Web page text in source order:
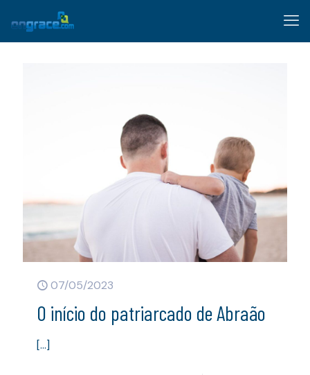
07/05/2023
O início do patriarcado de Abraão
[…]